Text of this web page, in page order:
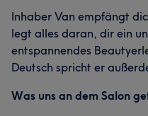
Sympathisch 6
Inhaber Van empfängt
legt alles daran, dir ein
entspannendes
Deutsch spricht er
Was uns an dem Salon